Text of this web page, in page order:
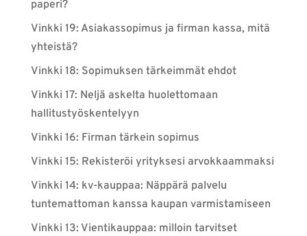
paperi?
Vinkki 19: Asiakassopimus ja firman kassa, mitä
yhteistä?
Vinkki 18: Sopimuksen tärkeimmät ehdot
Vinkki 17: Neljä askelta huolettomaan
hallitustyöskentelyyn
Vinkki 16: Firman tärkein sopimus
Vinkki 15: Rekisteröi yrityksesi arvokkaammaksi
Vinkki 14: kv-kauppaa: Näppärä palvelu
tuntemattoman kanssa kaupan varmistamiseen
Vinkki 13: Vientikauppaa: milloin tarvitset